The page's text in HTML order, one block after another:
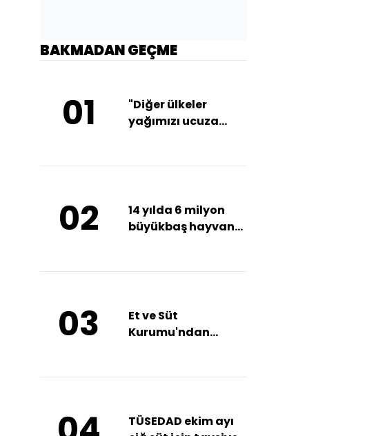
BAKMADAN GEÇME
01
"Diğer ülkeler
yağımızı ucuza
02
14 yılda 6 milyon
büyükbaş hayvan
03
Et ve Süt
Kurumu'ndan
açıklama
TÜSEDAD ekim ayı